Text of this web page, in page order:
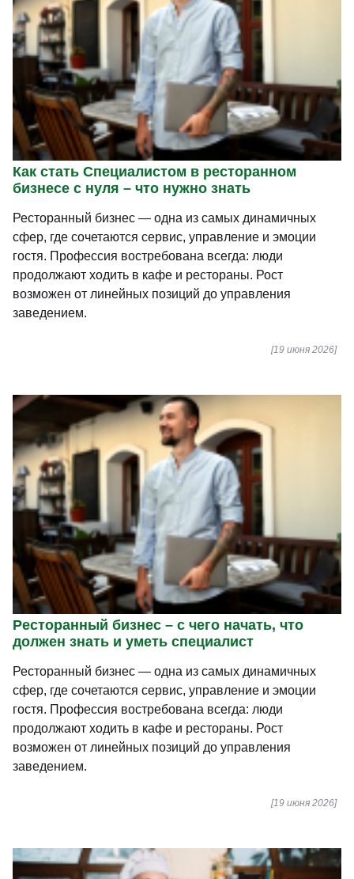
Как стать Специалистом в ресторанном
бизнесе с нуля – что нужно знать
Ресторанный бизнес — одна из самых динамичных
сфер, где сочетаются сервис, управление и эмоции
гостя. Профессия востребована всегда: люди
продолжают ходить в кафе и рестораны. Рост
возможен от линейных позиций до управления
заведением.
[19 июня 2026]
Ресторанный бизнес – с чего начать, что
должен знать и уметь специалист
Ресторанный бизнес — одна из самых динамичных
сфер, где сочетаются сервис, управление и эмоции
гостя. Профессия востребована всегда: люди
продолжают ходить в кафе и рестораны. Рост
возможен от линейных позиций до управления
заведением.
[19 июня 2026]